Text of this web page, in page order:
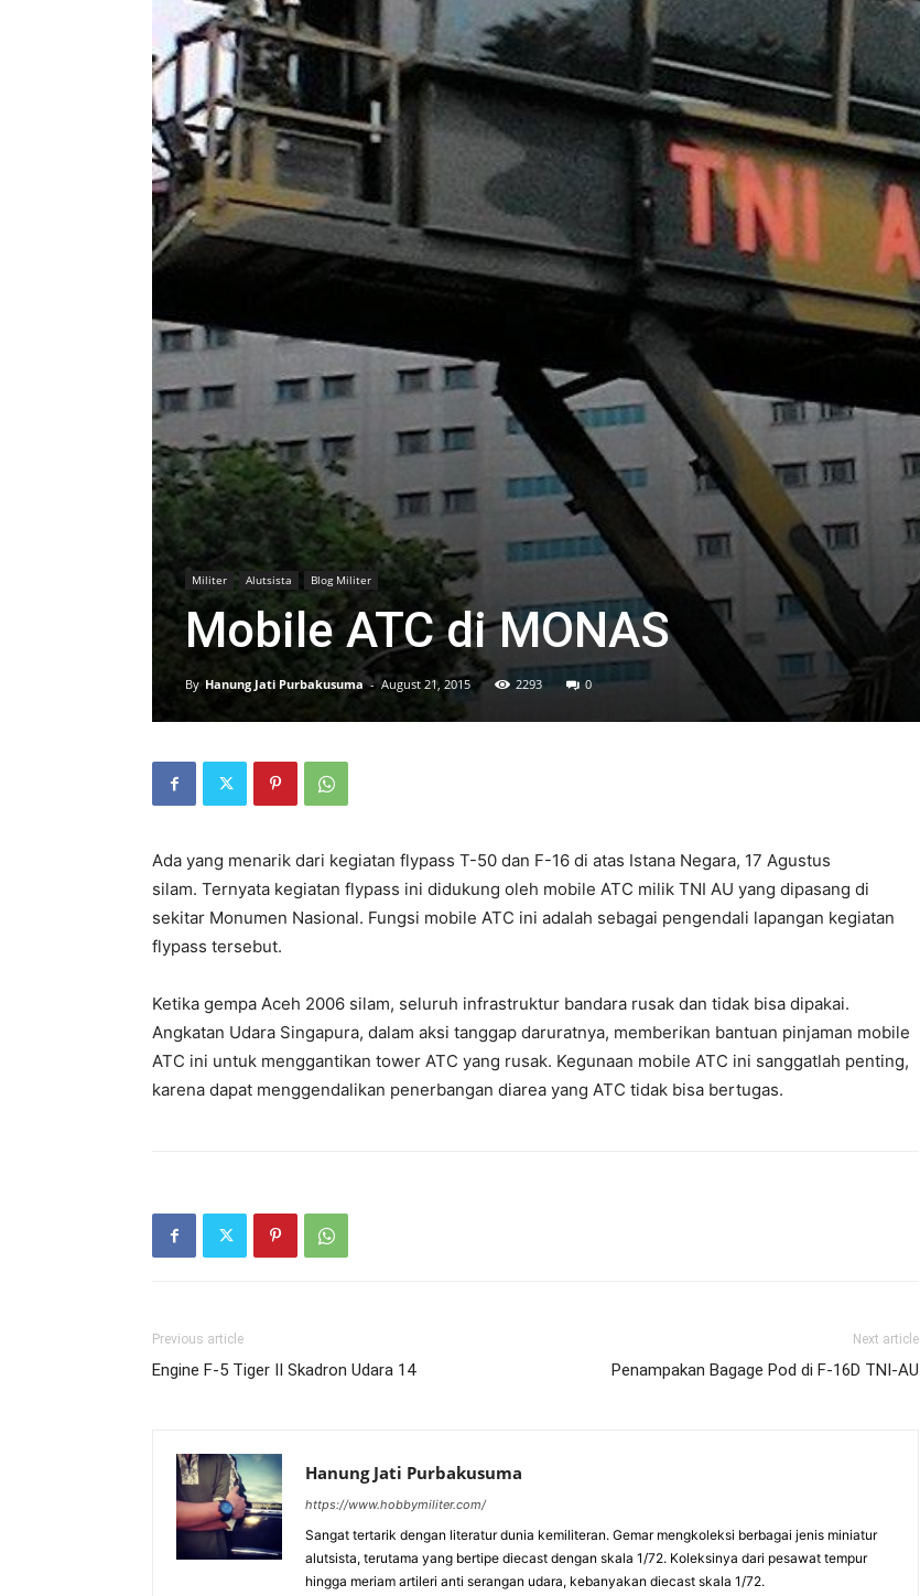
Militer Alutsista Blog Militer
Mobile ATC di MONAS
By Hanung Jati Purbakusuma - August 21, 2015 2293 0
Ada yang menarik dari kegiatan flypass T-50 dan F-16 di atas Istana Negara, 17 Agustus
silam. Ternyata kegiatan flypass ini didukung oleh mobile ATC milik TNI AU yang dipasang di
sekitar Monumen Nasional. Fungsi mobile ATC ini adalah sebagai pengendali lapangan kegiatan
flypass tersebut.
Ketika gempa Aceh 2006 silam, seluruh infrastruktur bandara rusak dan tidak bisa dipakai.
Angkatan Udara Singapura, dalam aksi tanggap daruratnya, memberikan bantuan pinjaman mobile
ATC ini untuk menggantikan tower ATC yang rusak. Kegunaan mobile ATC ini sanggatlah penting,
karena dapat menggendalikan penerbangan diarea yang ATC tidak bisa bertugas.
Previous article
Engine F-5 Tiger II Skadron Udara 14
Next article
Penampakan Bagage Pod di F-16D TNI-AU
Hanung Jati Purbakusuma
https://www.hobbymiliter.com/
Sangat tertarik dengan literatur dunia kemiliteran. Gemar mengkoleksi berbagai jenis miniatur
alutsista, terutama yang bertipe diecast dengan skala 1/72. Koleksinya dari pesawat tempur
hingga meriam artileri anti serangan udara, kebanyakan diecast skala 1/72.